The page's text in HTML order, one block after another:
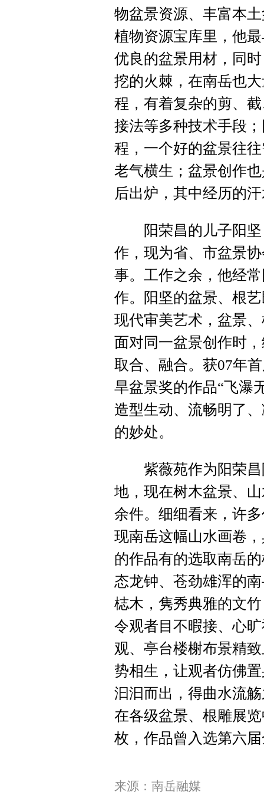
物盆景资源、丰富本
植物资源宝库里，他
优良的盆景用材，同
挖的火棘，在南岳也
程，有着复杂的剪、
接法等多种技术手段
程，一个好的盆景往
老气横生；盆景创作
后出炉，其中经历的
阳荣昌的儿子阳坚
作，现为省、市盆景
事。工作之余，他经
作。阳坚的盆景、根
现代审美艺术，盆景
面对同一盆景创作时
取合、融合。获07年
旱盆景奖的作品“飞瀑
造型生动、流畅明了
的妙处。
紫薇苑作为阳荣昌
地，现在树木盆景、
余件。细细看来，许
现南岳这幅山水画卷
的作品有的选取南岳
态龙钟、苍劲雄浑的
梽木，隽秀典雅的文
令观者目不暇接、心
观、亭台楼榭布景精
势相生，让观者仿佛
汩汩而出，得曲水流
在各级盆景、根雕展
枚，作品曾入选第六
来源：南岳融媒